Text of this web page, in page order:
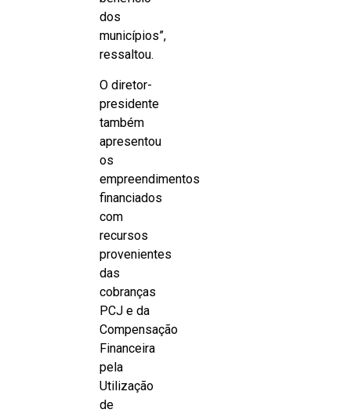
dos
municípios”,
ressaltou.
O diretor-
presidente
também
apresentou
os
empreendimentos
financiados
com
recursos
provenientes
das
cobranças
PCJ e da
Compensação
Financeira
pela
Utilização
de